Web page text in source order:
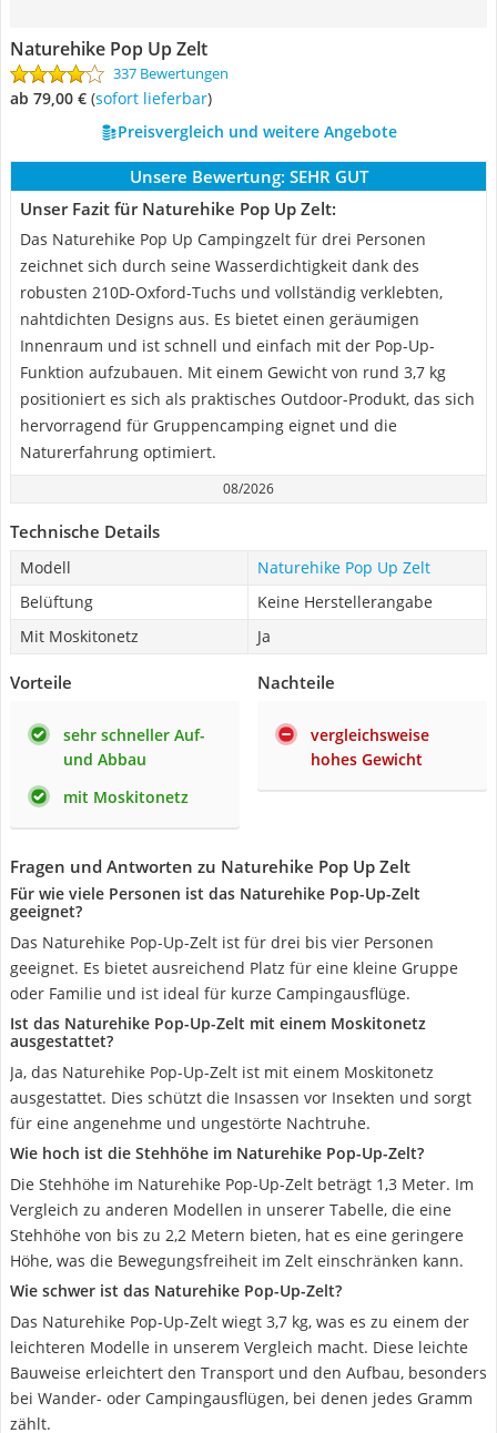
Naturehike Pop Up Zelt
337 Bewertungen
ab 79,00 € ( Sofort lieferbar)
Preisvergleich und weitere Angebote
Unsere Bewertung: SEHR GUT
Unser Fazit für Naturehike Pop Up Zelt:
Das Naturehike Pop Up Campingzelt für drei Personen
zeichnet sich durch seine Wasserdichtigkeit dank des
robusten 210D-Oxford-Tuchs und vollständig verklebten,
nahtdichten Designs aus. Es bietet einen geräumigen
Innenraum und ist schnell und einfach mit der Pop-Up-
Funktion aufzubauen. Mit einem Gewicht von rund 3,7 kg
positioniert es sich als praktisches Outdoor-Produkt, das sich
hervorragend für Gruppencamping eignet und die
Naturerfahrung optimiert.
08/2026
Technische Details
Modell
Naturehike Pop Up Zelt
Belüftung
Keine Herstellerangabe
Mit Moskitonetz
Ja
Vorteile
sehr schneller Auf-
und Abbau
mit Moskitonetz
Nachteile
vergleichsweise
hohes Gewicht
Fragen und Antworten zu Naturehike Pop Up Zelt
Für wie viele Personen ist das Naturehike Pop-Up-Zelt
geeignet?
Das Naturehike Pop-Up-Zelt ist für drei bis vier Personen
geeignet. Es bietet ausreichend Platz für eine kleine Gruppe
oder Familie und ist ideal für kurze Campingausflüge.
Ist das Naturehike Pop-Up-Zelt mit einem Moskitonetz
ausgestattet?
Ja, das Naturehike Pop-Up-Zelt ist mit einem Moskitonetz
ausgestattet. Dies schützt die Insassen vor Insekten und sorgt
für eine angenehme und ungestörte Nachtruhe.
Wie hoch ist die Stehhöhe im Naturehike Pop-Up-Zelt?
Die Stehhöhe im Naturehike Pop-Up-Zelt beträgt 1,3 Meter. Im
Vergleich zu anderen Modellen in unserer Tabelle, die eine
Stehhöhe von bis zu 2,2 Metern bieten, hat es eine geringere
Höhe, was die Bewegungsfreiheit im Zelt einschränken kann.
Wie schwer ist das Naturehike Pop-Up-Zelt?
Das Naturehike Pop-Up-Zelt wiegt 3,7 kg, was es zu einem der
leichteren Modelle in unserem Vergleich macht. Diese leichte
Bauweise erleichtert den Transport und den Aufbau, besonders
bei Wander- oder Campingausflügen, bei denen jedes Gramm
zählt.